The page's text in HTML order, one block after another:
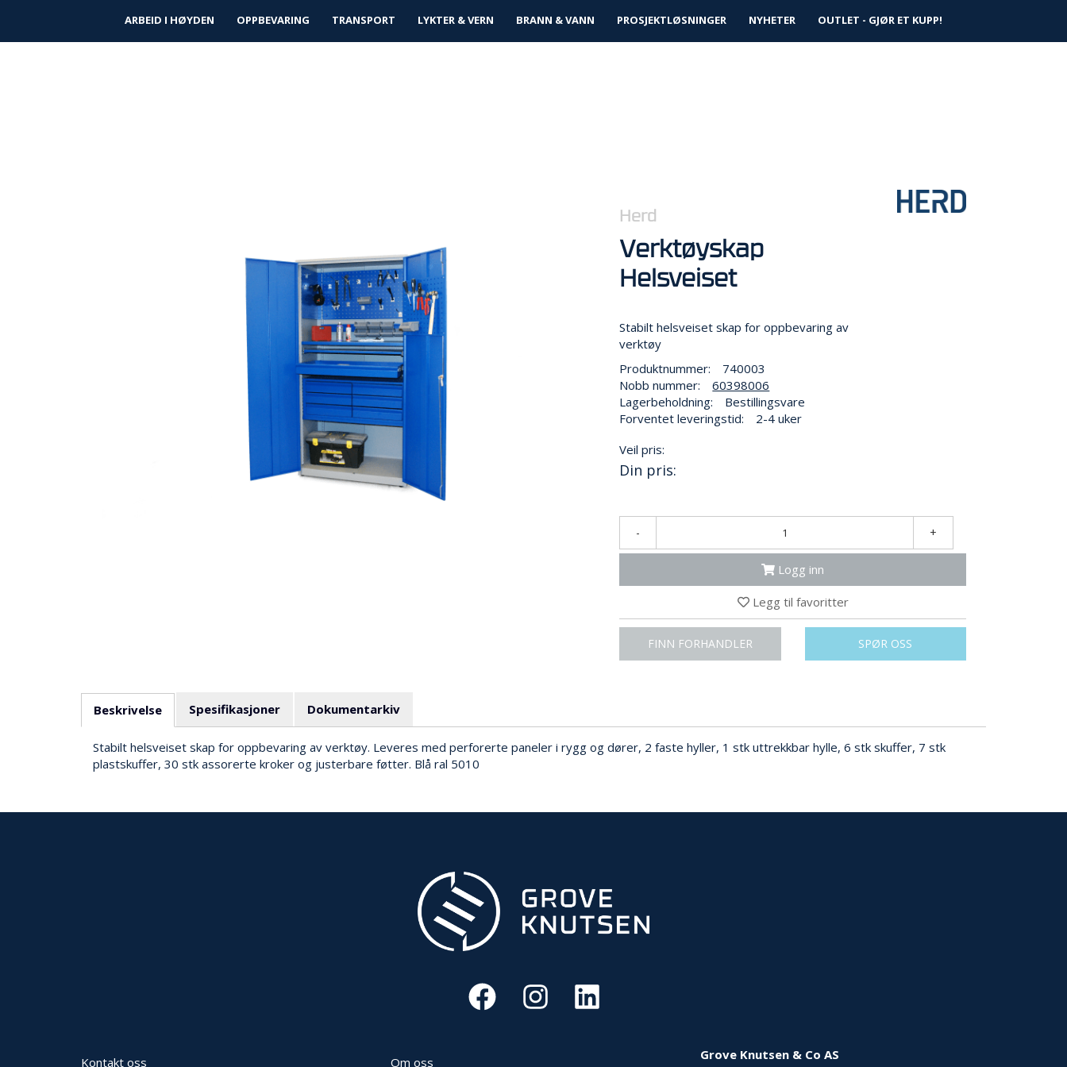
Finn forhandler| Kundeservice| Prosjektløsninger Logg inn Infosenter Favoritter
ARBEID I HØYDEN OPPBEVARING TRANSPORT LYKTER & VERN BRANN & VANN PROSJEKTLØSNINGER NYHETER OUTLET - GJØR ET KUPP!
Herd
Verktøyskap
Helsveiset
Stabilt helsveiset skap for oppbevaring av
verktøy
Produktnummer:
740003
Nobb nummer:
60398006
Lagerbeholdning:
Bestillingsvare
Forventet leveringstid:
2-4 uker
Veil pris:
Din pris:
- +
Logg inn
Legg til favoritter
FINN FORHANDLER SPØR OSS
Beskrivelse Spesifikasjoner Dokumentarkiv
Stabilt helsveiset skap for oppbevaring av verktøy. Leveres med perforerte paneler i rygg og dører, 2 faste hyller, 1 stk uttrekkbar hylle, 6 stk skuffer, 7 stk
plastskuffer, 30 stk assorerte kroker og justerbare føtter. Blå ral 5010
Kontakt oss Om oss Grove Knutsen & Co AS